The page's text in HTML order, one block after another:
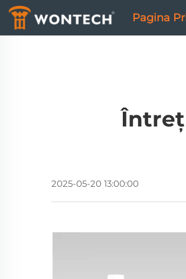
Pagina
2025-05-20 13:00:00